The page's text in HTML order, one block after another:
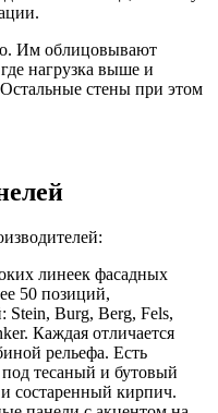
Им облицовывают
нагрузка выше и
стены при этом
линеек фасадных
50 позиций,
Stein, Burg, Berg, Fels,
Каждая отличается
рельефа. Есть
тесаный и бутовый
состаренный кирпич.